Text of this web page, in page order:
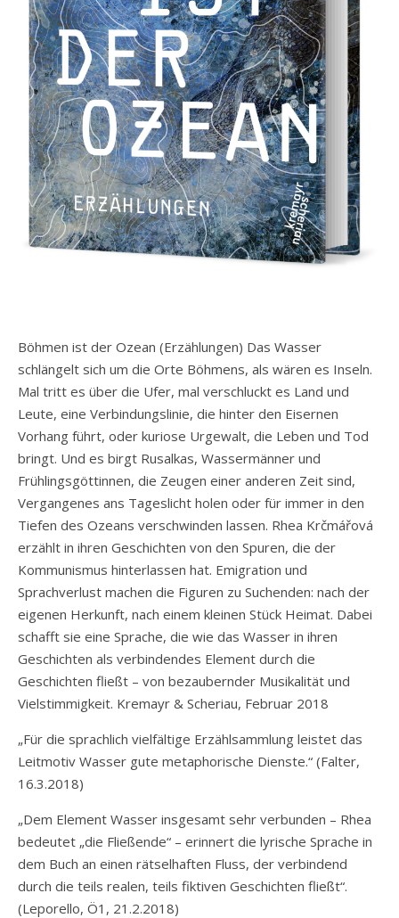
Böhmen ist der Ozean (Erzählungen) Das Wasser
schlängelt sich um die Orte Böhmens, als wären es Inseln.
Mal tritt es über die Ufer, mal verschluckt es Land und
Leute, eine Verbindungslinie, die hinter den Eisernen
Vorhang führt, oder kuriose Urgewalt, die Leben und Tod
bringt. Und es birgt Rusalkas, Wassermänner und
Frühlingsgöttinnen, die Zeugen einer anderen Zeit sind,
Vergangenes ans Tageslicht holen oder für immer in den
Tiefen des Ozeans verschwinden lassen. Rhea Krčmářová
erzählt in ihren Geschichten von den Spuren, die der
Kommunismus hinterlassen hat. Emigration und
Sprachverlust machen die Figuren zu Suchenden: nach der
eigenen Herkunft, nach einem kleinen Stück Heimat. Dabei
schafft sie eine Sprache, die wie das Wasser in ihren
Geschichten als verbindendes Element durch die
Geschichten fließt – von bezaubernder Musikalität und
Vielstimmigkeit. Kremayr & Scheriau, Februar 2018
„Für die sprachlich vielfältige Erzählsammlung leistet das
Leitmotiv Wasser gute metaphorische Dienste.“ (Falter,
16.3.2018)
„Dem Element Wasser insgesamt sehr verbunden – Rhea
bedeutet „die Fließende“ – erinnert die lyrische Sprache in
dem Buch an einen rätselhaften Fluss, der verbindend
durch die teils realen, teils fiktiven Geschichten fließt“.
(Leporello, Ö1, 21.2.2018)